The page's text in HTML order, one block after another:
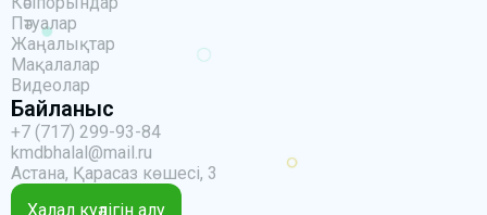
Пәтуалар
Жаңалықтар
Мақалалар
Видеолар
Байланыс
+7 (717) 299-93-84
kmdbhalal@mail.ru
Астана, Қарасаз көшесі, 3
Халал куәлігін алу